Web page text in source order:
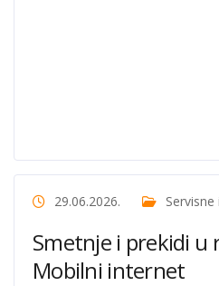
29.06.2026.
Smetnje i prekidi u
Mobilni internet